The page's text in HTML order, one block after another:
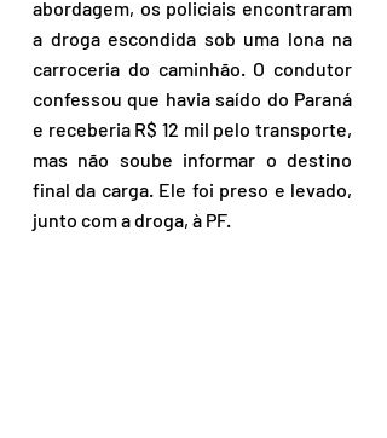
abordagem, os policiais encontraram
a droga escondida sob uma lona na
carroceria do caminhão. O condutor
confessou que havia saído do Paraná
e receberia R$ 12 mil pelo transporte,
mas não soube informar o destino
final da carga. Ele foi preso e levado,
junto com a droga, à PF.